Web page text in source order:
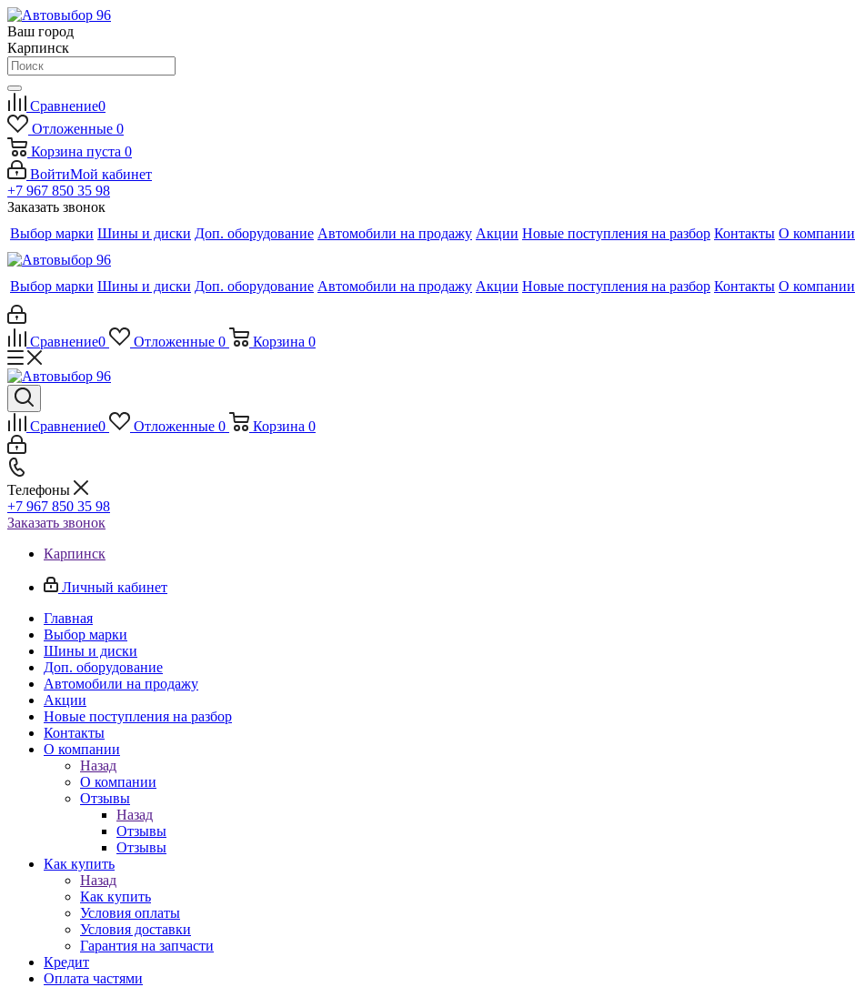
Ваш город
Карпинск
Сравнение0
Отложенные 0
Корзина пуста 0
ВойтиМой кабинет
+7 967 850 35 98
Заказать звонок
Выбор марки Шины и диски Доп. оборудование Автомобили на продажу Акции Новые поступления на разбор Контакты О компании
Выбор марки Шины и диски Доп. оборудование Автомобили на продажу Акции Новые поступления на разбор Контакты О компании
Сравнение0 Отложенные 0 Корзина 0
Сравнение0 Отложенные 0 Корзина 0
Телефоны
+7 967 850 35 98
Заказать звонок
Карпинск
Личный кабинет
Главная
Выбор марки
Шины и диски
Доп. оборудование
Автомобили на продажу
Акции
Новые поступления на разбор
Контакты
О компании
Назад
О компании
Отзывы
Назад
Отзывы
Отзывы
Как купить
Назад
Как купить
Условия оплаты
Условия доставки
Гарантия на запчасти
Кредит
Оплата частями